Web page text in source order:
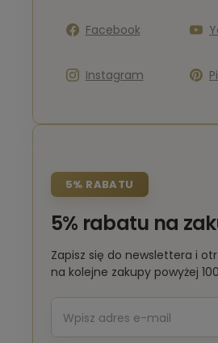
Facebook
Instagram
5% RABATU
5% rabatu na
Zapisz się do newslettera i
na kolejne zakupy powyżej